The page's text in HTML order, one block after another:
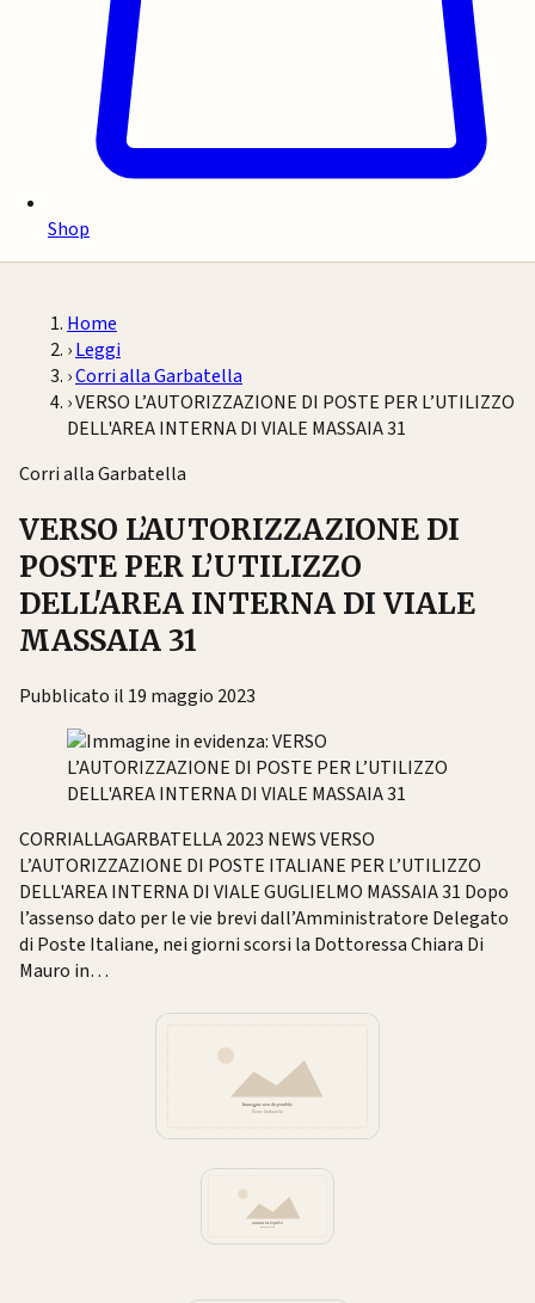
Shop
Home
›Leggi
›Corri alla Garbatella
›VERSO L’AUTORIZZAZIONE DI POSTE PER L’UTILIZZO
DELL'AREA INTERNA DI VIALE MASSAIA 31
Corri alla Garbatella
VERSO L’AUTORIZZAZIONE DI
POSTE PER L’UTILIZZO
DELL'AREA INTERNA DI VIALE
MASSAIA 31
Pubblicato il 19 maggio 2023
CORRIALLAGARBATELLA 2023 NEWS VERSO
L’AUTORIZZAZIONE DI POSTE ITALIANE PER L’UTILIZZO
DELL'AREA INTERNA DI VIALE GUGLIELMO MASSAIA 31 Dopo
l’assenso dato per le vie brevi dall’Amministratore Delegato
di Poste Italiane, nei giorni scorsi la Dottoressa Chiara Di
Mauro in…